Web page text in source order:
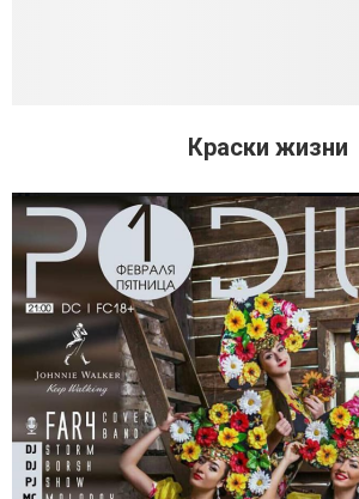
Краски жизни